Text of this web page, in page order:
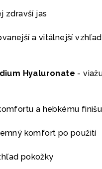
zdravší jas
a vitálnejší vzhľad
Hyaluronate -
a hebkému finišu
komfort po použití
pokožky